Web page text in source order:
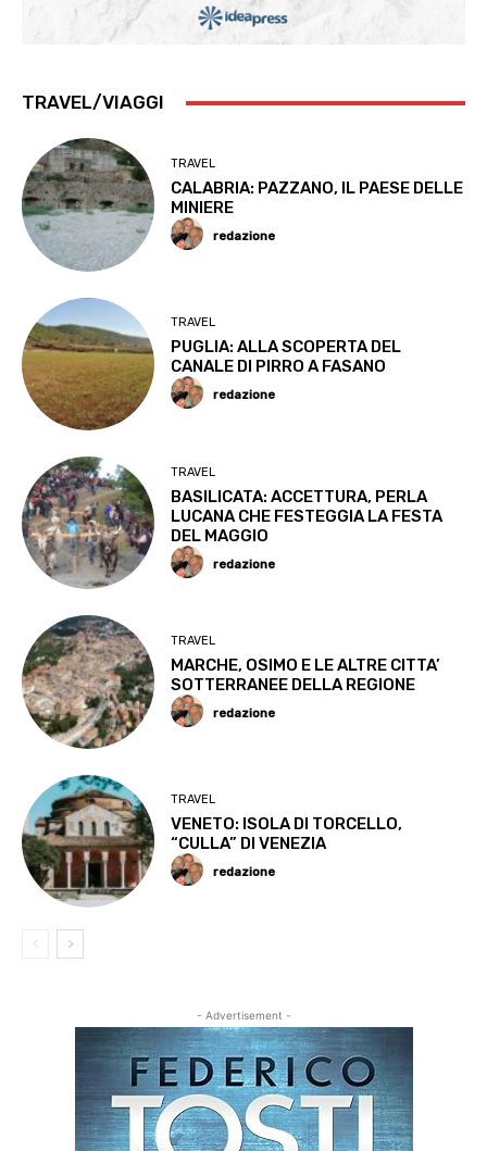
TRAVEL/VIAGGI
TRAVEL
CALABRIA: PAZZANO, IL PAESE DELLE
MINIERE
redazione
TRAVEL
PUGLIA: ALLA SCOPERTA DEL
CANALE DI PIRRO A FASANO
redazione
TRAVEL
BASILICATA: ACCETTURA, PERLA
LUCANA CHE FESTEGGIA LA FESTA
DEL MAGGIO
redazione
TRAVEL
MARCHE, OSIMO E LE ALTRE CITTA’
SOTTERRANEE DELLA REGIONE
redazione
TRAVEL
VENETO: ISOLA DI TORCELLO,
“CULLA” DI VENEZIA
redazione
- Advertisement -